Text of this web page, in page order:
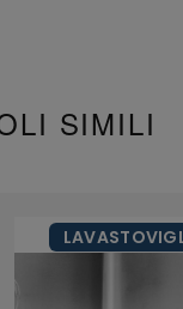
SIMILI